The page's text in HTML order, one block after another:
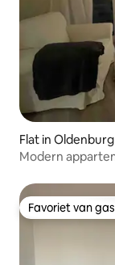
Flat in Oldenburg
Modern
Favoriet van
Favoriet van